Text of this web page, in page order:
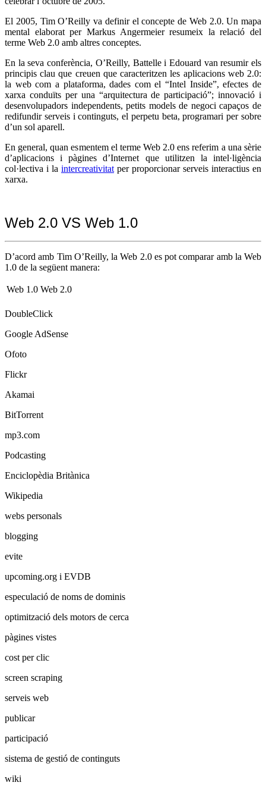
El 2005, Tim O’Reilly va definir el concepte de Web 2.0. Un mapa
mental elaborat per Markus Angermeier resumeix la relació del
terme Web 2.0 amb altres conceptes.
En la seva conferència, O’Reilly, Battelle i Edouard van resumir els
principis clau que creuen que caracteritzen les aplicacions web 2.0:
la web com a plataforma, dades com el “Intel Inside”, efectes de
xarxa conduïts per una “arquitectura de participació”; innovació i
desenvolupadors independents, petits models de negoci capaços de
redifundir serveis i continguts, el perpetu beta, programari per sobre
d’un sol aparell.
En general, quan esmentem el terme Web 2.0 ens referim a una sèrie
d’aplicacions i pàgines d’Internet que utilitzen la intel·ligència
col·lectiva i la intercreativitat per proporcionar serveis interactius en
xarxa.
Web 2.0 VS Web 1.0
D’acord amb Tim O’Reilly, la Web 2.0 es pot comparar amb la Web
1.0 de la següent manera:
Web 1.0 Web 2.0
DoubleClick
Google AdSense
Ofoto
Flickr
Akamai
BitTorrent
mp3.com
Podcasting
Enciclopèdia Britànica
Wikipedia
webs personals
blogging
evite
upcoming.org i EVDB
especulació de noms de dominis
optimització dels motors de cerca
pàgines vistes
cost per clic
screen scraping
serveis web
publicar
participació
sistema de gestió de continguts
wiki